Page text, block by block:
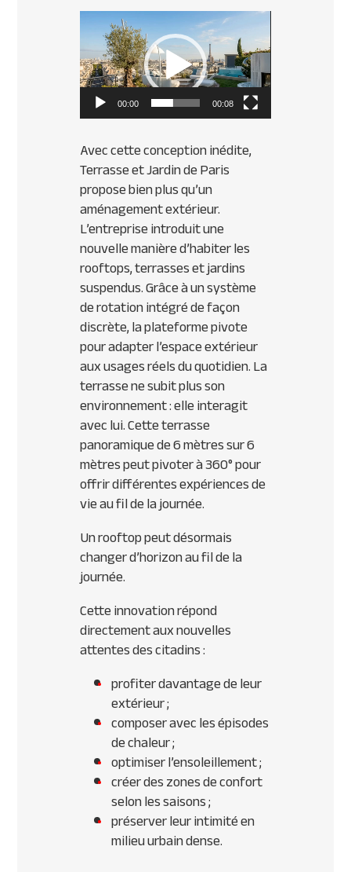
Lecteur
vidéo
00:00 00:08
Avec cette conception inédite,
Terrasse et Jardin de Paris
propose bien plus qu’un
aménagement extérieur.
L’entreprise introduit une
nouvelle manière d’habiter les
rooftops, terrasses et jardins
suspendus. Grâce à un système
de rotation intégré de façon
discrète, la plateforme pivote
pour adapter l’espace extérieur
aux usages réels du quotidien. La
terrasse ne subit plus son
environnement : elle interagit
avec lui. Cette terrasse
panoramique de 6 mètres sur 6
mètres peut pivoter à 360° pour
offrir différentes expériences de
vie au fil de la journée.
Un rooftop peut désormais
changer d’horizon au fil de la
journée.
Cette innovation répond
directement aux nouvelles
attentes des citadins :
profiter davantage de leur
extérieur ;
composer avec les épisodes
de chaleur ;
optimiser l’ensoleillement ;
créer des zones de confort
selon les saisons ;
préserver leur intimité en
milieu urbain dense.